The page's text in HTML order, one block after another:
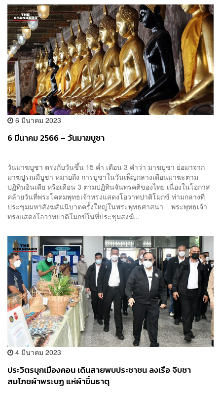
6 มีนาคม 2023
6 มีนาคม 2566 – วันมาฆบูชา
วันมาฆบูชา ตรงกับวันขึ้น 15 ค่ำ เดือน 3 คำว่า มาฆบูชา ย่อมาจาก
มาฆปูรณมีบูชา หมายถึง การบูชาในวันเพ็ญกลางเดือนมาฆะตาม
ปฏิทินอินเดีย หรือเดือน 3 ตามปฏิทินจันทรคติของไทย เนื่องในโอกาส
คล้ายวันที่พระโคตมพุทธเจ้าทรงแสดงโอวาทปาติโมกข์ ท่ามกลางที่
ประชุมมหาสังฆสันนิบาตครั้งใหญ่ในพระพุทธศาสนา พระพุทธเจ้า
ทรงแสดงโอวาทปาติโมกข์ในที่ประชุมสงฆ์...
4 มีนาคม 2023
ประวิตรบุกเมืองคอน เดินสายพบประชาชน ลงเรือ จิบชา
สมโภชผ้าพระบฏ แห่ผ้าขึ้นธาตุ